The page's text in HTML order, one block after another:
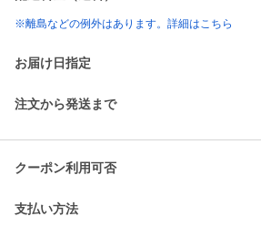
※離島などの例外はあります。詳細はこちら
お届け日指定
注文から発送まで
クーポン利用可否
支払い方法